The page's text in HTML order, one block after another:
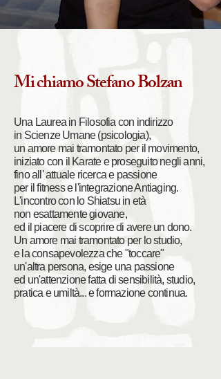
Mi chiamo Stefano Bolzan
Una Laurea in Filosofia con indirizzo
in Scienze Umane (psicologia),
un amore mai tramontato per il movimento,
iniziato con il Karate e proseguito negli anni,
fino all' attuale ricerca e passione
per il fitness e l'integrazione Antiaging.
L'incontro con lo Shiatsu in età
non esattamente giovane,
ed il piacere di scoprire di avere un dono.
Un amore mai tramontato per lo studio,
e la consapevolezza che "toccare"
un'altra persona, esige una passione
ed un'attenzione fatta di sensibilità, studio,
pratica e umiltà... e formazione continua.